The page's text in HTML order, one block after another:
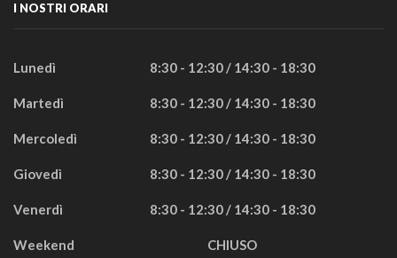
I NOSTRI ORARI
Lunedì 8:30 - 12:30 / 14:30 - 18:30
Martedì 8:30 - 12:30 / 14:30 - 18:30
Mercoledì 8:30 - 12:30 / 14:30 - 18:30
Giovedì 8:30 - 12:30 / 14:30 - 18:30
Venerdì 8:30 - 12:30 / 14:30 - 18:30
Weekend CHIUSO